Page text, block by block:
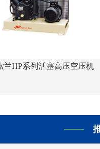
兰HP系列活塞高压空压机